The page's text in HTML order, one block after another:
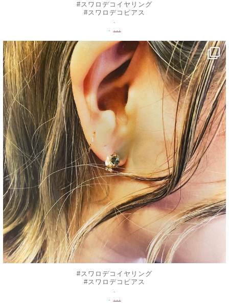
#スワロデコイヤリング
#スワロデコピアス
.
.
decojewelrymahalo
8月 23
#スワロデコイヤリング
#スワロデコピアス
.
.